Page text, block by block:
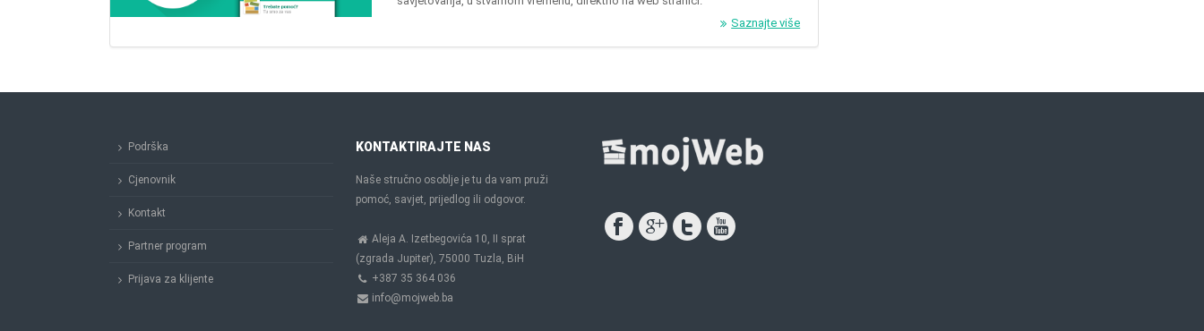
Saznajte više
Podrška
Cjenovnik
Kontakt
Partner program
Prijava za klijente
KONTAKTIRAJTE NAS
Naše stručno osoblje je tu da vam pruži
pomoć, savjet, prijedlog ili odgovor.
Aleja A. Izetbegovića 10, II sprat
(zgrada Jupiter), 75000 Tuzla, BiH
+387 35 364 036
info@mojweb.ba